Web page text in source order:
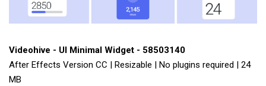
Videohive - UI Minimal Widget - 58503140
After Effects Version CC | Resizable | No plugins required | 24
MB